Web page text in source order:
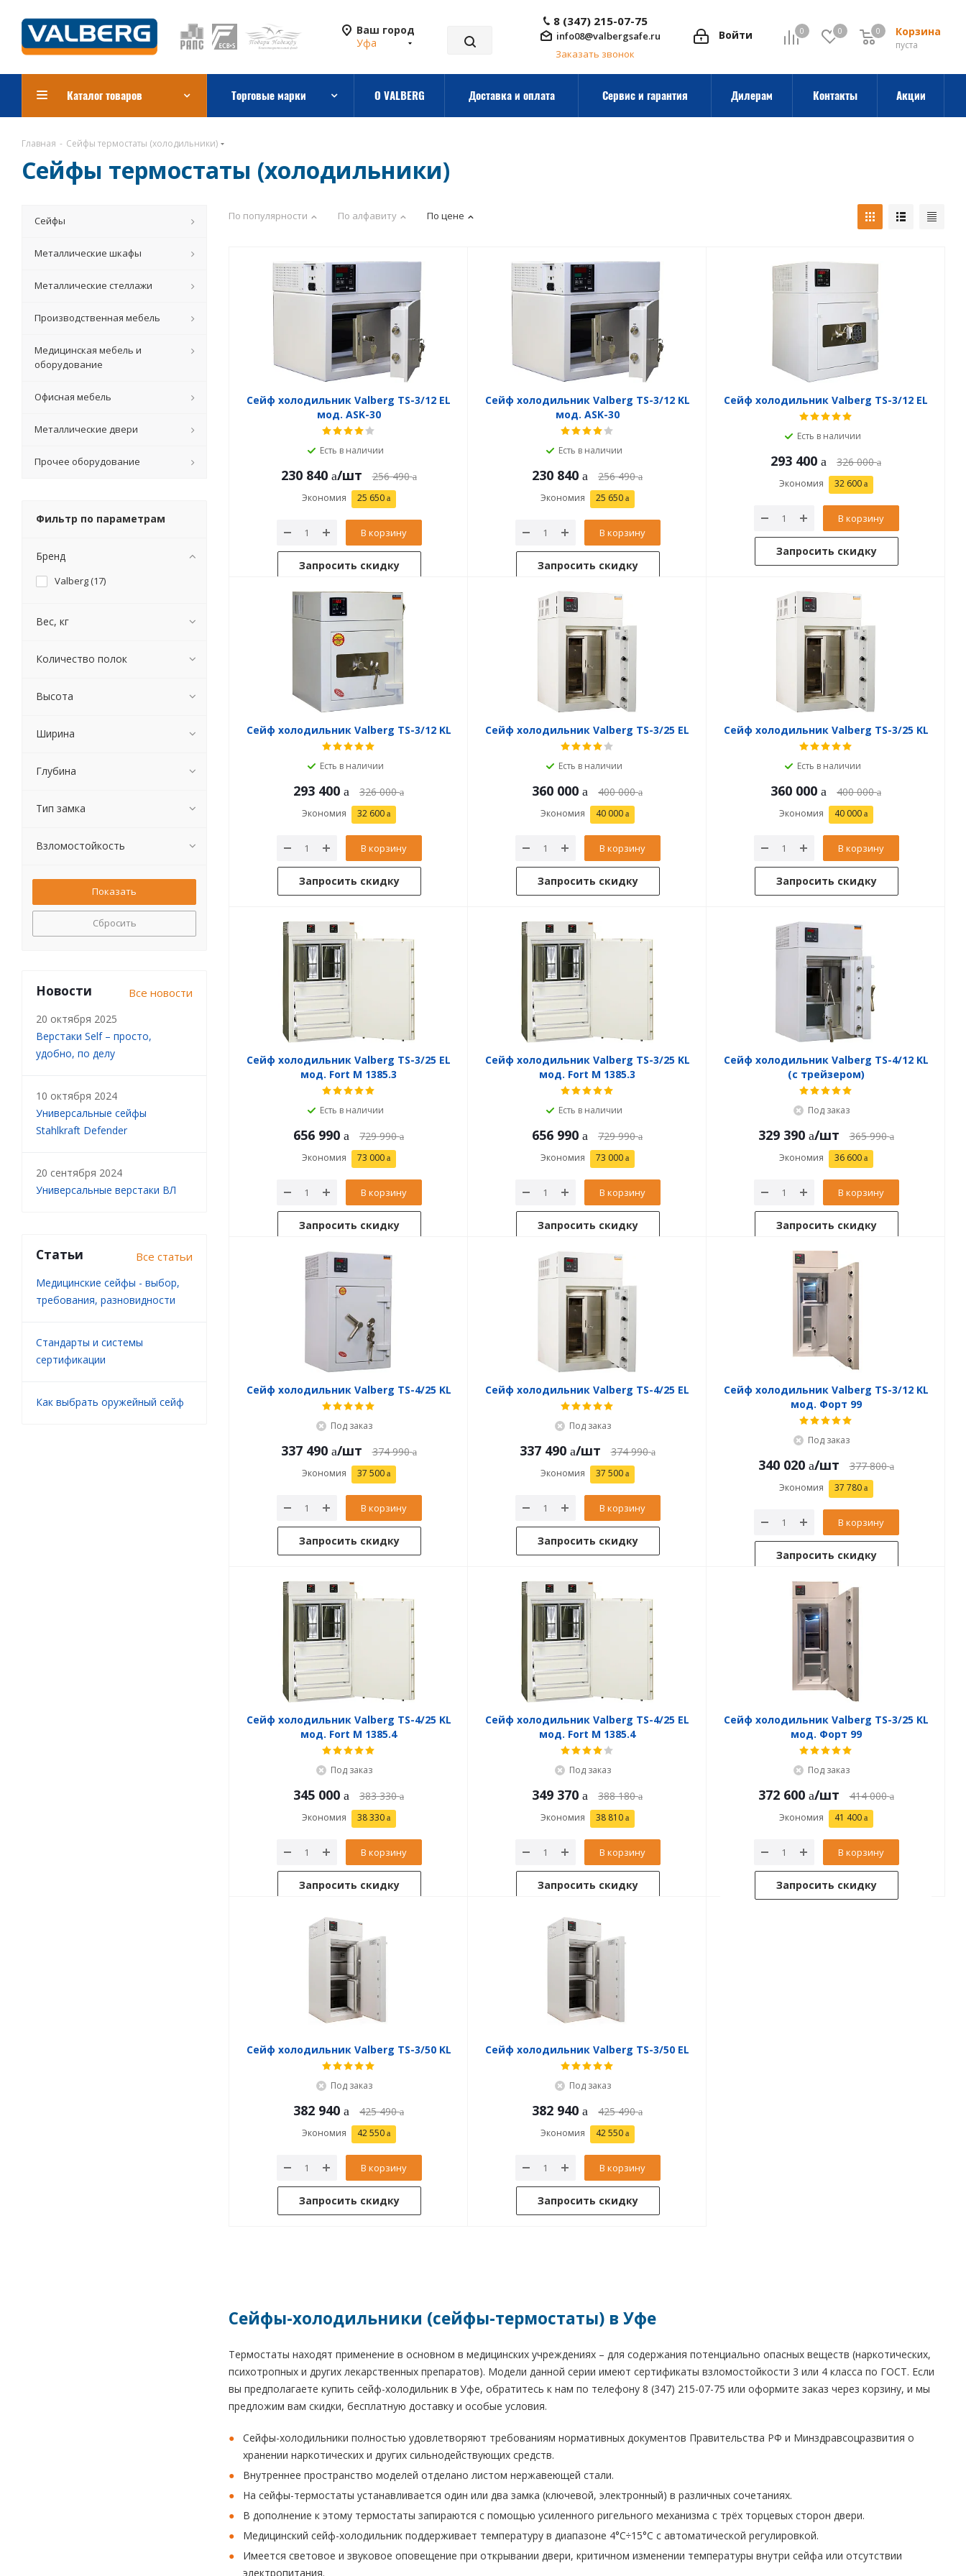
Ваш город
Уфа
0 0 Корзина
0
пуста
0
Войти
8 (347) 215-07-75
info08@valbergsafe.ru
Заказать звонок
Каталог товаров Торговые марки О VALBERG Доставка и оплата Сервис и гарантия Дилерам Контакты Акции
Главная - Сейфы термостаты (холодильники)
Сейфы термостаты (холодильники)
По популярности По алфавиту По цене
Сейф холодильник Valberg TS-3/12 EL
мод. ASK-30
Есть в наличии
230 840 /шт 256 490
Экономия 25 650
В корзину
Запросить скидку
Сейф холодильник Valberg TS-3/12 KL
мод. ASK-30
Есть в наличии
230 840 256 490
Экономия 25 650
В корзину
Запросить скидку
Сейф холодильник Valberg TS-3/12 EL
Есть в наличии
293 400 326 000
Экономия 32 600
В корзину
Запросить скидку
Сейф холодильник Valberg TS-3/12 KL
Есть в наличии
293 400 326 000
Экономия 32 600
В корзину
Запросить скидку
Сейф холодильник Valberg TS-3/25 EL
Есть в наличии
360 000 400 000
Экономия 40 000
В корзину
Запросить скидку
Сейф холодильник Valberg TS-3/25 KL
Есть в наличии
360 000 400 000
Экономия 40 000
В корзину
Запросить скидку
Сейф холодильник Valberg TS-3/25 EL
мод. Fort М 1385.3
Есть в наличии
656 990 729 990
Экономия 73 000
В корзину
Запросить скидку
Сейф холодильник Valberg TS-3/25 KL
мод. Fort М 1385.3
Есть в наличии
656 990 729 990
Экономия 73 000
В корзину
Запросить скидку
Сейф холодильник Valberg TS-4/12 KL
(с трейзером)
Под заказ
329 390 /шт 365 990
Экономия 36 600
В корзину
Запросить скидку
Сейф холодильник Valberg TS-4/25 KL
Под заказ
337 490 /шт 374 990
Экономия 37 500
В корзину
Запросить скидку
Сейф холодильник Valberg TS-4/25 EL
Под заказ
337 490 /шт 374 990
Экономия 37 500
В корзину
Запросить скидку
Сейф холодильник Valberg TS-3/12 KL
мод. Форт 99
Под заказ
340 020 /шт 377 800
Экономия 37 780
В корзину
Запросить скидку
Сейф холодильник Valberg TS-4/25 KL
мод. Fort М 1385.4
Под заказ
345 000 383 330
Экономия 38 330
В корзину
Запросить скидку
Сейф холодильник Valberg TS-4/25 EL
мод. Fort М 1385.4
Под заказ
349 370 388 180
Экономия 38 810
В корзину
Запросить скидку
Сейф холодильник Valberg TS-3/25 KL
мод. Форт 99
Под заказ
372 600 /шт 414 000
Экономия 41 400
В корзину
Запросить скидку
Сейф холодильник Valberg TS-3/50 KL
Под заказ
382 940 425 490
Экономия 42 550
В корзину
Запросить скидку
Сейф холодильник Valberg TS-3/50 EL
Под заказ
382 940 425 490
Экономия 42 550
В корзину
Запросить скидку
Сейфы-холодильники (сейфы-термостаты) в Уфе
Термостаты находят применение в основном в медицинских учреждениях – для содержания потенциально опасных веществ (наркотических,
психотропных и других лекарственных препаратов). Модели данной серии имеют сертификаты взломостойкости 3 или 4 класса по ГОСТ. Если
вы предполагаете купить сейф-холодильник в Уфе, обратитесь к нам по телефону 8 (347) 215-07-75 или оформите заказ через корзину, и мы
предложим вам скидки, бесплатную доставку и особые условия.
Сейфы-холодильники полностью удовлетворяют требованиям нормативных документов Правительства РФ и Минздравсоцразвития о
хранении наркотических и других сильнодействующих средств.
Внутреннее пространство моделей отделано листом нержавеющей стали.
На сейфы-термостаты устанавливается один или два замка (ключевой, электронный) в различных сочетаниях.
В дополнение к этому термостаты запираются с помощью усиленного ригельного механизма с трёх торцевых сторон двери.
Медицинский сейф-холодильник поддерживает температуру в диапазоне 4°С÷15°С с автоматической регулировкой.
Имеется световое и звуковое оповещение при открывании двери, критичном изменении температуры внутри сейфа или отсутствии
электропитания.
Сейфы
Металлические шкафы
Металлические стеллажи
Производственная мебель
Медицинская мебель и
оборудование
Офисная мебель
Металлические двери
Прочее оборудование
Фильтр по параметрам
Бренд
Valberg (17)
Вес, кг
Количество полок
Высота
Ширина
Глубина
Тип замка
Взломостойкость
Сбросить
Новости Все новости
20 октября 2025
Верстаки Self – просто,
удобно, по делу
10 октября 2024
Универсальные сейфы
Stahlkraft Defender
20 сентября 2024
Универсальные верстаки ВЛ
Статьи Все статьи
Медицинские сейфы - выбор,
требования, разновидности
Стандарты и системы
сертификации
Как выбрать оружейный сейф